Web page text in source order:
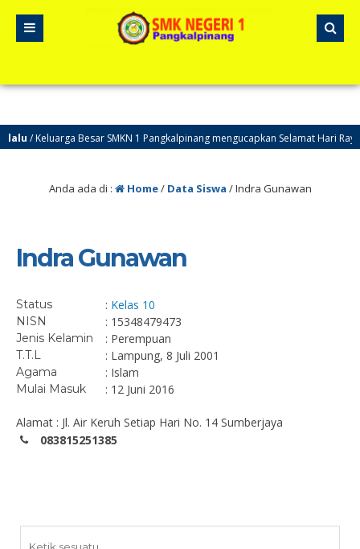
/ Keluarga Besar SMKN 1 Pangkalpinang mengucapkan Selamat Hari Raya
Anda ada di : Home/ Data Siswa /Indra Gunawan
Indra Gunawan
Status : Kelas 10
NISN : 15348479473
Jenis Kelamin : Perempuan
T.T.L : Lampung, 8 Juli 2001
Agama : Islam
Mulai Masuk : 12 Juni 2016
Alamat : Jl. Air Keruh Setiap Hari No. 14 Sumberjaya
083815251385